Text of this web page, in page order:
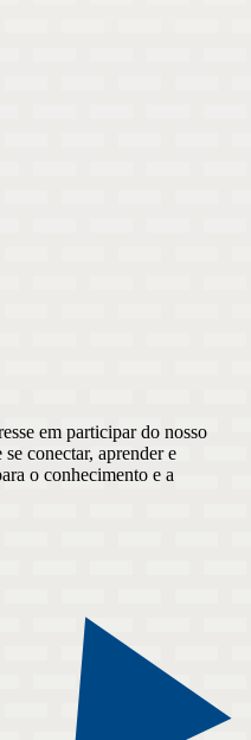
em participar do nosso
conectar, aprender e
o conhecimento e a